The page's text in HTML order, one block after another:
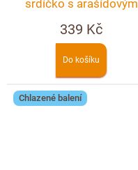
srdíčko s arašídovým
nugátem – crunchy 90g
339 Kč
Do košíku
Chlazené balení